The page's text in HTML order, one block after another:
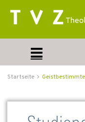
Startseite